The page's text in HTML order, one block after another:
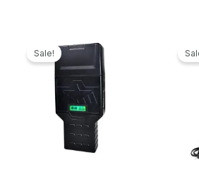
Sale!